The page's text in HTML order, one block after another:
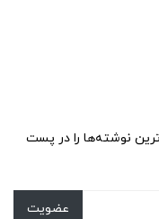
نوشته‌ها را در پست
عضویت